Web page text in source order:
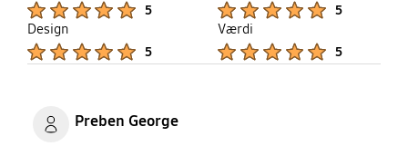
5
5
Design
5
Værdi
5
Preben George